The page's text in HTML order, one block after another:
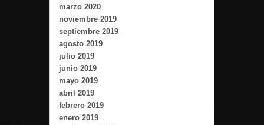
marzo 2020
noviembre 2019
septiembre 2019
agosto 2019
julio 2019
junio 2019
mayo 2019
abril 2019
febrero 2019
enero 2019